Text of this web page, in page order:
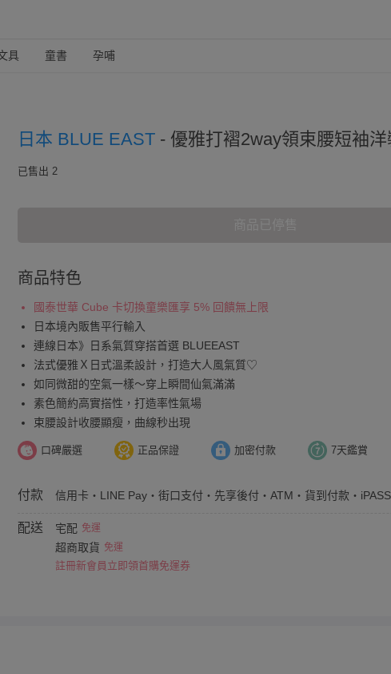
具 童書 孕哺
日本 BLUE EAST - 優雅打褶2way領束腰短袖
已售出 2
商品特色
國泰世華 Cube 卡切換童樂匯享 5% 回饋無上限
日本境內販售平行輸入
連線日本》日系氣質穿搭首選 BLUEEAST
法式優雅Ｘ日式溫柔設計，打造大人風氣質♡
如同微甜的空氣一樣～穿上瞬間仙氣滿滿
素色簡約高實搭性，打造率性氣場
束腰設計收腰顯瘦，曲線秒出現
口碑嚴選 正品保證 加密付款 7天鑑賞
付款 信用卡・LINE Pay・街口支付・先享後付・ATM・貨到付款・
配送 宅配 免運
超商取貨 免運
註冊新會員立即領首購免運券